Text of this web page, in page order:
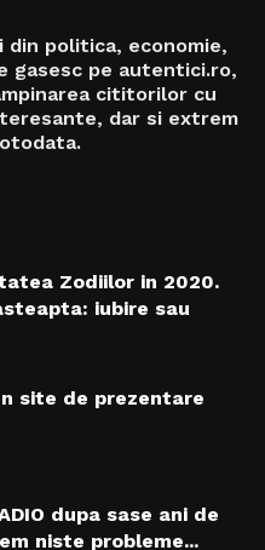
politica, economie,
gasesc pe autentici.ro,
cititorilor cu
dar si extrem
Zodiilor in 2020.
iubire sau
site de prezentare
dupa sase ani de
niste probleme...